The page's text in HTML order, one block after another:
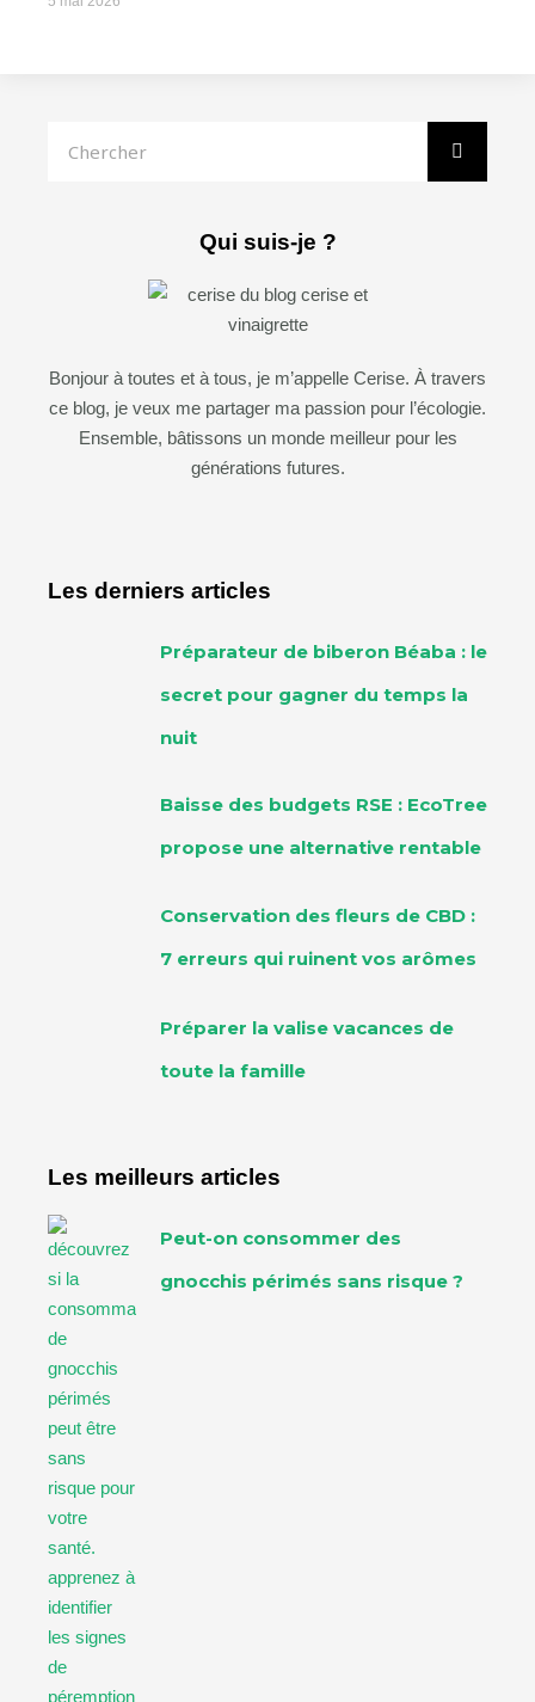
Qui suis-je ?
Bonjour à toutes et à tous, je m’appelle Cerise. À travers
ce blog, je veux me partager ma passion pour l’écologie.
Ensemble, bâtissons un monde meilleur pour les
générations futures.
Les derniers articles
Préparateur de biberon Béaba : le
secret pour gagner du temps la
nuit
Baisse des budgets RSE : EcoTree
propose une alternative rentable
Conservation des fleurs de CBD :
7 erreurs qui ruinent vos arômes
Préparer la valise vacances de
toute la famille
Les meilleurs articles
Peut-on consommer des
gnocchis périmés sans risque ?